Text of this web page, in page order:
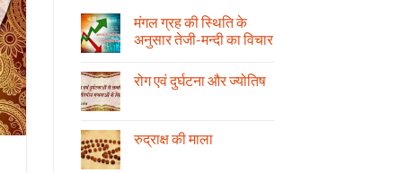
मंगल ग्रह की स्थिति के
अनुसार तेजी-मन्दी का विचार
on
के
अनुसार
रोग एवं दुर्घटना और ज्योतिष
रोग
एवं
रुद्राक्ष की माला